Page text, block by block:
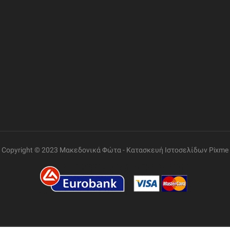
Copyright © 2023 Μακεδονικά Φώτα - Κατασκευή Ιστοσελίδων Pixme